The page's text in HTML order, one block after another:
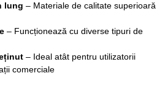
lung – Materiale de calitate superioară
– Funcționează cu diverse tipuri de
– Ideal atât pentru utilizatorii
comerciale